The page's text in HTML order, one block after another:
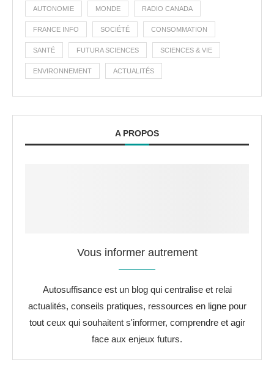
AUTONOMIE MONDE RADIO CANADA
FRANCE INFO SOCIÉTÉ CONSOMMATION
SANTÉ FUTURA SCIENCES SCIENCES & VIE
ENVIRONNEMENT ACTUALITÉS
A PROPOS
Vous informer autrement
Autosuffisance est un blog qui centralise et relai
actualités, conseils pratiques, ressources en ligne pour
tout ceux qui souhaitent s'informer, comprendre et agir
face aux enjeux futurs.